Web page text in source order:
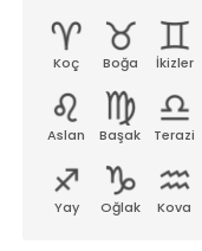
Koç Boğa İkizler
Aslan Başak Terazi
Yay Oğlak Kova